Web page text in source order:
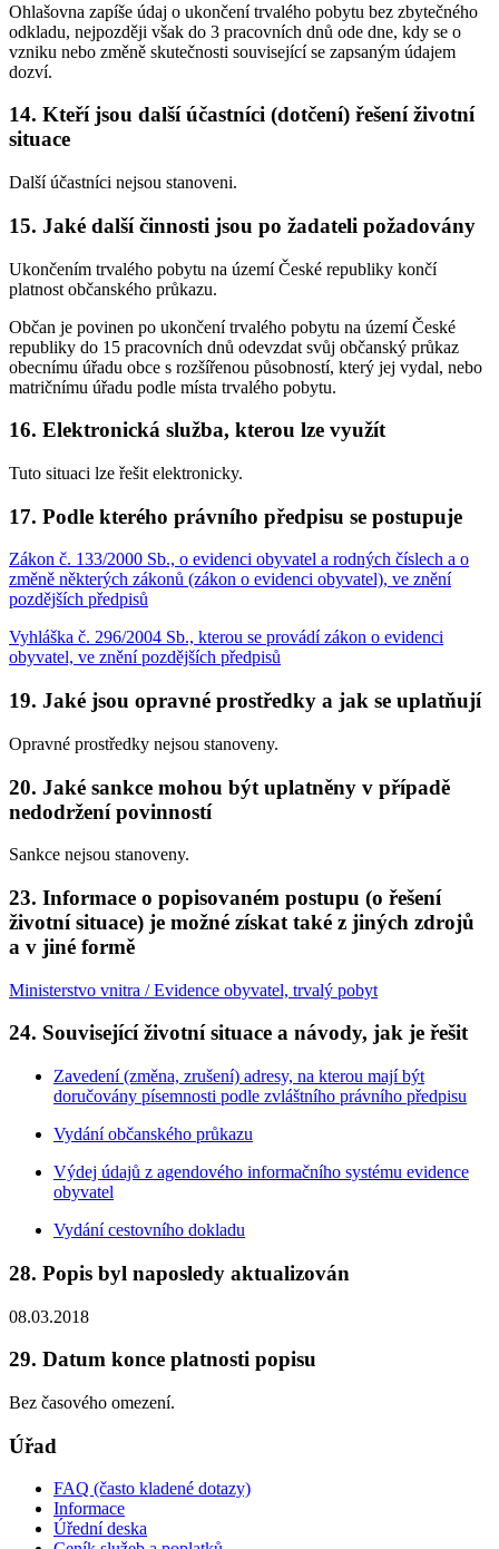
Ohlašovna zapíše údaj o ukončení trvalého pobytu bez zbytečného
odkladu, nejpozději však do 3 pracovních dnů ode dne, kdy se o
vzniku nebo změně skutečnosti související se zapsaným údajem
dozví.
14. Kteří jsou další účastníci (dotčení) řešení životní
situace
Další účastníci nejsou stanoveni.
15. Jaké další činnosti jsou po žadateli požadovány
Ukončením trvalého pobytu na území České republiky končí
platnost občanského průkazu.
Občan je povinen po ukončení trvalého pobytu na území České
republiky do 15 pracovních dnů odevzdat svůj občanský průkaz
obecnímu úřadu obce s rozšířenou působností, který jej vydal, nebo
matričnímu úřadu podle místa trvalého pobytu.
16. Elektronická služba, kterou lze využít
Tuto situaci lze řešit elektronicky.
17. Podle kterého právního předpisu se postupuje
Zákon č. 133/2000 Sb., o evidenci obyvatel a rodných číslech a o
změně některých zákonů (zákon o evidenci obyvatel), ve znění
pozdějších předpisů
Vyhláška č. 296/2004 Sb., kterou se provádí zákon o evidenci
obyvatel, ve znění pozdějších předpisů
19. Jaké jsou opravné prostředky a jak se uplatňují
Opravné prostředky nejsou stanoveny.
20. Jaké sankce mohou být uplatněny v případě
nedodržení povinností
Sankce nejsou stanoveny.
23. Informace o popisovaném postupu (o řešení
životní situace) je možné získat také z jiných zdrojů
a v jiné formě
Ministerstvo vnitra / Evidence obyvatel, trvalý pobyt
24. Související životní situace a návody, jak je řešit
Zavedení (změna, zrušení) adresy, na kterou mají být
doručovány písemnosti podle zvláštního právního předpisu
Vydání občanského průkazu
Výdej údajů z agendového informačního systému evidence
obyvatel
Vydání cestovního dokladu
28. Popis byl naposledy aktualizován
08.03.2018
29. Datum konce platnosti popisu
Bez časového omezení.
Úřad
FAQ (často kladené dotazy)
Informace
Úřední deska